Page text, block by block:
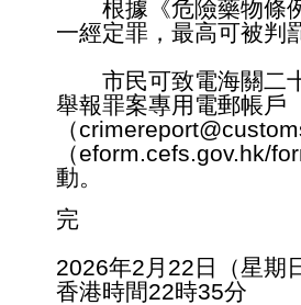
根據《危險藥物條例
一經定罪，最高可被判
市民可致電海關二十
舉報罪案專用電郵帳戶
（
（eform.cefs.gov.hk/
動。
完
2026年2月22日（星期
香港時間22時35分